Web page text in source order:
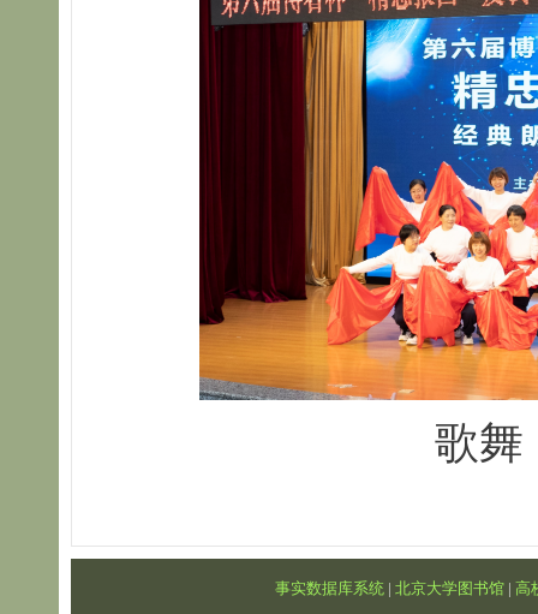
歌舞
事实数据库系统 | 北京大学图书馆| 高